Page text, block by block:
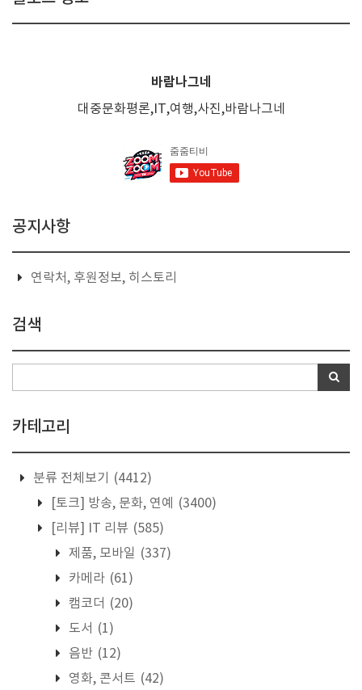
바람나그네
대중문화평론,IT,여행,사진,바람나그네
공지사항
연락처, 후원정보, 히스토리
검색
카테고리
분류 전체보기
(4412)
[토크] 방송, 문화, 연예
(3400)
[리뷰] IT 리뷰 (585)
제품, 모바일 (337)
카메라 (61)
캠코더 (20)
도서 (1)
음반 (12)
영화, 콘서트 (42)